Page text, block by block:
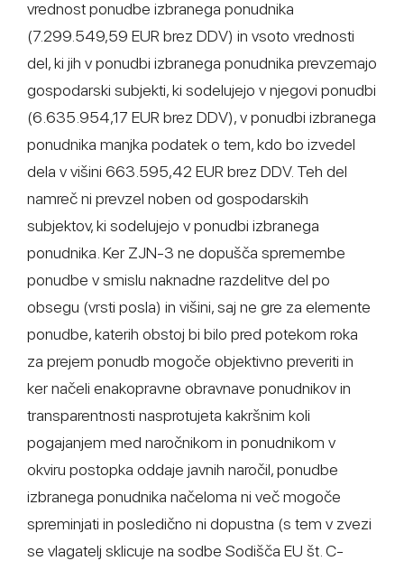
vrednost ponudbe izbranega ponudnika
(7.299.549,59 EUR brez DDV) in vsoto vrednosti
del, ki jih v ponudbi izbranega ponudnika prevzemajo
gospodarski subjekti, ki sodelujejo v njegovi ponudbi
(6.635.954,17 EUR brez DDV), v ponudbi izbranega
ponudnika manjka podatek o tem, kdo bo izvedel
dela v višini 663.595,42 EUR brez DDV. Teh del
namreč ni prevzel noben od gospodarskih
subjektov, ki sodelujejo v ponudbi izbranega
ponudnika. Ker ZJN-3 ne dopušča spremembe
ponudbe v smislu naknadne razdelitve del po
obsegu (vrsti posla) in višini, saj ne gre za elemente
ponudbe, katerih obstoj bi bilo pred potekom roka
za prejem ponudb mogoče objektivno preveriti in
ker načeli enakopravne obravnave ponudnikov in
transparentnosti nasprotujeta kakršnim koli
pogajanjem med naročnikom in ponudnikom v
okviru postopka oddaje javnih naročil, ponudbe
izbranega ponudnika načeloma ni več mogoče
spreminjati in posledično ni dopustna (s tem v zvezi
se vlagatelj sklicuje na sodbe Sodišča EU št. C-